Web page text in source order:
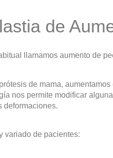
de
llamamos aumento de
de mama,
nos permite modificar
deformaciones.
variado de pacientes: